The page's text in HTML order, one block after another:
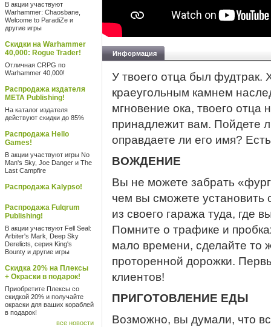
В акции участвуют
Warhammer: Chaosbane,
Welcome to ParadiZe и
другие игры
Скидки на Warhammer
40,000: Rogue Trader!
Отличная CRPG по
Warhammer 40,000!
Распродажа издателя
META Publishing!
На каталог издателя
действуют скидки до 85%
Распродажа Hello
Games!
В акции участвуют игры No
Man's Sky, Joe Danger и The
Last Campfire
Распродажа Kalypso!
Распродажа Fulqrum
Publishing!
В акции участвуют Fell Seal:
Arbiter's Mark, Deep Sky
Derelicts, серия King's
Bounty и другие игры
Скидка 20% на Плексы
+ Окраски в подарок!
Приобретите Плексы со
скидкой 20% и получайте
окраски для ваших кораблей
в подарок!
все новости
Информация
У твоего отца был фудтрак.
краеугольным камнем
мгновение ока, твоего отца
принадлежит вам. Пойдете
оправдаете ли его имя?
ВОЖДЕНИЕ
Вы не можете забрать
чем вы сможете установить
из своего гаража туда, где
Помните о трафике и
мало времени, сделайте то
проторенной дорожки.
клиентов!
ПРИГОТОВЛЕНИЕ ЕДЫ
Возможно, вы думали, что